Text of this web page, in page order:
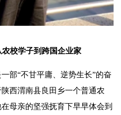
校学子到跨国企业家
部“不甘平庸、逆势生长”的奋
西渭南县良田乡一个普通农
母亲的坚强抚育下早早体会到